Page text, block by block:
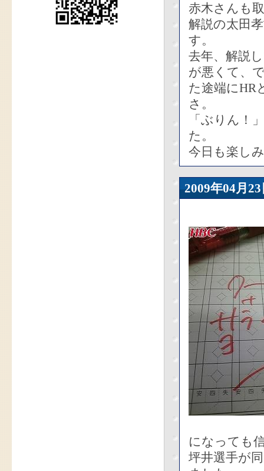
赤木さんも
解説の太田
す。
去年、解説
が悪くて、
た途端にHR
さ。
「ぶりん！
た。
今日も楽し
2009年04
になっても
坪井選手が